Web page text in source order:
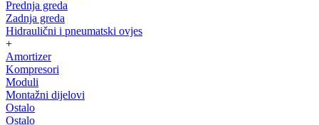
Prednja greda
Zadnja greda
Hidraulični i pneumatski ovjes
+
Amortizer
Kompresori
Moduli
Montažni dijelovi
Ostalo
Ostalo